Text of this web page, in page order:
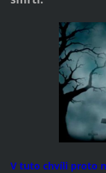
V tuto chvíli proto